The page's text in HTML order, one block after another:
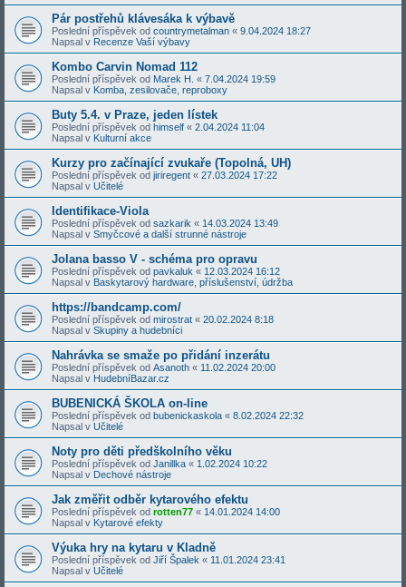
Pár postřehů klávesáka k výbavě
Poslední příspěvek od countrymetalman « 9.04.2024 18:27
Napsal v Recenze Vaší výbavy
Kombo Carvin Nomad 112
Poslední příspěvek od Marek H. « 7.04.2024 19:59
Napsal v Komba, zesilovače, reproboxy
Buty 5.4. v Praze, jeden lístek
Poslední příspěvek od himself « 2.04.2024 11:04
Napsal v Kulturní akce
Kurzy pro začínající zvukaře (Topolná, UH)
Poslední příspěvek od jiriregent « 27.03.2024 17:22
Napsal v Učitelé
Identifikace-Viola
Poslední příspěvek od sazkarik « 14.03.2024 13:49
Napsal v Smyčcové a další strunné nástroje
Jolana basso V - schéma pro opravu
Poslední příspěvek od pavkaluk « 12.03.2024 16:12
Napsal v Baskytarový hardware, příslušenství, údržba
https://bandcamp.com/
Poslední příspěvek od mirostrat « 20.02.2024 8:18
Napsal v Skupiny a hudebníci
Nahrávka se smaže po přidání inzerátu
Poslední příspěvek od Asanoth « 11.02.2024 20:00
Napsal v HudebníBazar.cz
BUBENICKÁ ŠKOLA on-line
Poslední příspěvek od bubenickaskola « 8.02.2024 22:32
Napsal v Učitelé
Noty pro děti předškolního věku
Poslední příspěvek od Janillka « 1.02.2024 10:22
Napsal v Dechové nástroje
Jak změřit odběr kytarového efektu
Poslední příspěvek od rotten77 « 14.01.2024 14:00
Napsal v Kytarové efekty
Výuka hry na kytaru v Kladně
Poslední příspěvek od Jiří Špalek « 11.01.2024 23:41
Napsal v Učitelé